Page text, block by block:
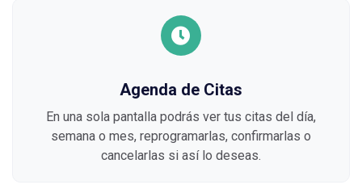
Agenda de Citas
En una sola pantalla podrás ver tus citas del día,
semana o mes, reprogramarlas, confirmarlas o
cancelarlas si así lo deseas.